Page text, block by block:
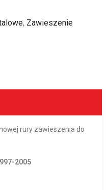
, Zawieszenie
rury zawieszenia do
2005